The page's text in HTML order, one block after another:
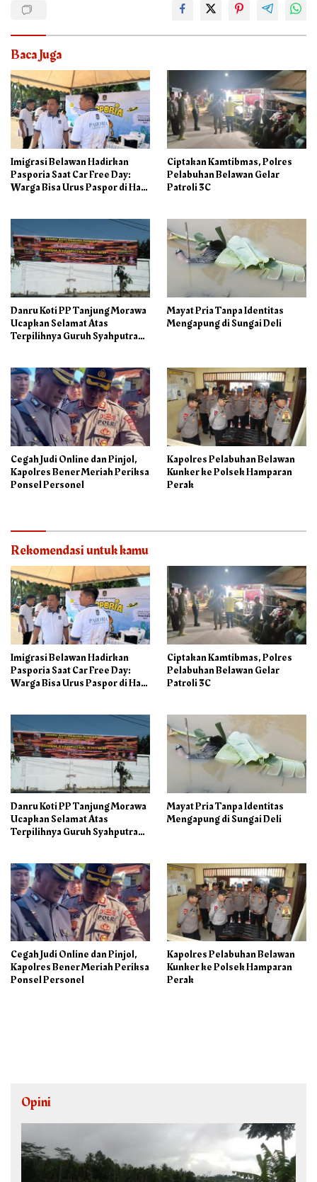
Baca Juga
Imigrasi Belawan Hadirkan
Pasporia Saat Car Free Day:
Warga Bisa Urus Paspor di Hari
Ciptakan Kamtibmas, Polres
Pelabuhan Belawan Gelar
Patroli 3C
Danru Koti PP Tanjung Morawa
Ucapkan Selamat Atas
Terpilihnya Guruh Syahputra
Mayat Pria Tanpa Identitas
Mengapung di Sungai Deli
Cegah Judi Online dan Pinjol,
Kapolres Bener Meriah Periksa
Ponsel Personel
Kapolres Pelabuhan Belawan
Kunker ke Polsek Hamparan
Perak
Rekomendasi untuk kamu
Imigrasi Belawan Hadirkan
Pasporia Saat Car Free Day:
Warga Bisa Urus Paspor di Hari
Ciptakan Kamtibmas, Polres
Pelabuhan Belawan Gelar
Patroli 3C
Danru Koti PP Tanjung Morawa
Ucapkan Selamat Atas
Terpilihnya Guruh Syahputra
Mayat Pria Tanpa Identitas
Mengapung di Sungai Deli
Cegah Judi Online dan Pinjol,
Kapolres Bener Meriah Periksa
Ponsel Personel
Kapolres Pelabuhan Belawan
Kunker ke Polsek Hamparan
Perak
Opini